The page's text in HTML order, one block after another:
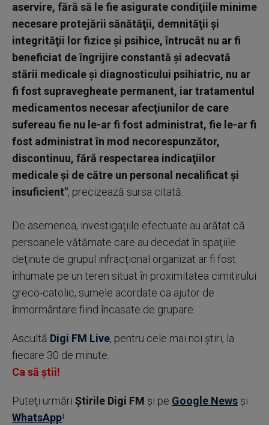
aservire, fără să le fie asigurate condiţiile minime
necesare protejării sănătăţii, demnităţii şi
integrităţii lor fizice şi psihice, întrucât nu ar fi
beneficiat de îngrijire constantă şi adecvată
stării medicale şi diagnosticului psihiatric, nu ar
fi fost supravegheate permanent, iar tratamentul
medicamentos necesar afecţiunilor de care
sufereau fie nu le-ar fi fost administrat, fie le-ar fi
fost administrat în mod necorespunzător,
discontinuu, fără respectarea indicaţiilor
medicale şi de către un personal necalificat şi
insuficient", precizează sursa citată.
De asemenea, investigaţiile efectuate au arătat că
persoanele vătămate care au decedat în spaţiile
deţinute de grupul infracţional organizat ar fi fost
înhumate pe un teren situat în proximitatea cimitirului
greco-catolic, sumele acordate ca ajutor de
înmormântare fiind încasate de grupare.
Ascultă Digi FM Live, pentru cele mai noi știri, la
fiecare 30 de minute.
Ca să știi!
Puteţi urmări Știrile Digi FM şi pe Google News şi
WhatsApp!